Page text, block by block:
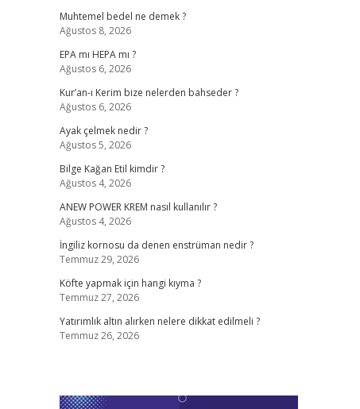
Muhtemel bedel ne demek ?
Ağustos 8, 2026
EPA mı HEPA mı ?
Ağustos 6, 2026
Kur’an-ı Kerim bize nelerden bahseder ?
Ağustos 6, 2026
Ayak çelmek nedir ?
Ağustos 5, 2026
Bilge Kağan Etil kimdir ?
Ağustos 4, 2026
ANEW POWER KREM nasıl kullanılır ?
Ağustos 4, 2026
İngiliz kornosu da denen enstrüman nedir ?
Temmuz 29, 2026
Köfte yapmak için hangi kıyma ?
Temmuz 27, 2026
Yatırımlık altın alırken nelere dikkat edilmeli ?
Temmuz 26, 2026